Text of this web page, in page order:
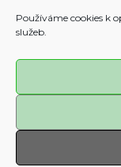
Používáme cookies k
služeb.
Prokešovo
Telefon: